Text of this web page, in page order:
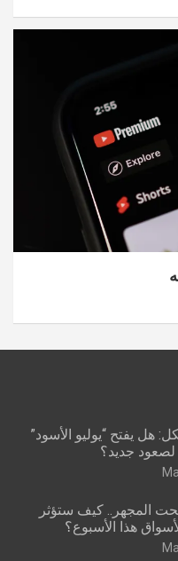
هل يفتح “يوليو الأسود”
لصعود جديد؟
المجهر.. كيف ستؤثر
هذا الأسبوع؟